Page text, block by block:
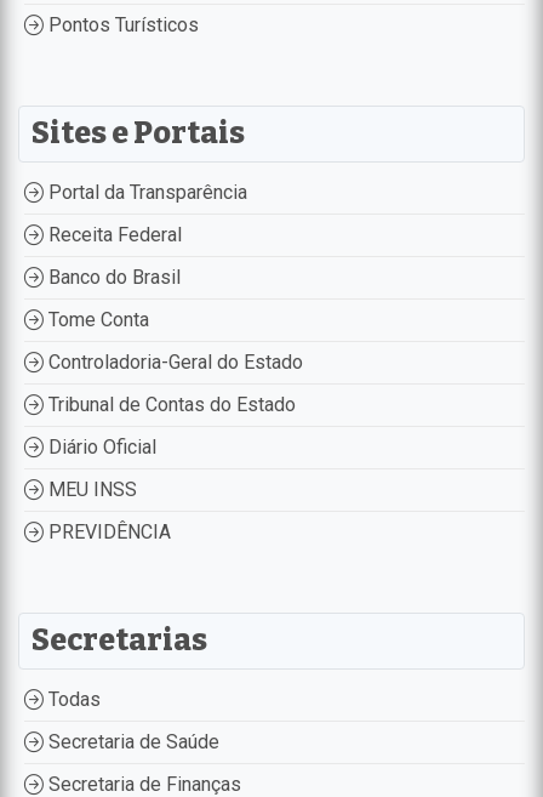
Pontos Turísticos
Sites e Portais
Portal da Transparência
Receita Federal
Banco do Brasil
Tome Conta
Controladoria-Geral do Estado
Tribunal de Contas do Estado
Diário Oficial
MEU INSS
PREVIDÊNCIA
Secretarias
Todas
Secretaria de Saúde
Secretaria de Finanças